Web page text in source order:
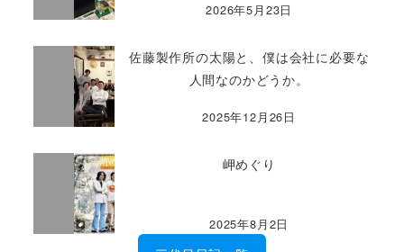
2026年5月23日
佐藤製作所の太陽と、僕は会社に必要な
人間なのかどうか。
2025年12月26日
岬めぐり
2025年8月2日